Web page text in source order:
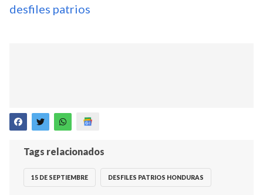
desfiles patrios
Tags relacionados
15 DE SEPTIEMBRE DESFILES PATRIOS HONDURAS